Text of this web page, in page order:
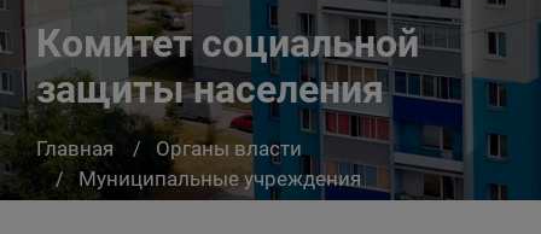
Комитет социальной
защиты населения
Главная
Органы власти
Муниципальные учреждения
Комитет социальной защиты населения